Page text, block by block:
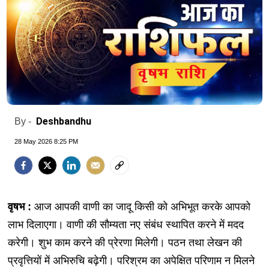
By - Deshbandhu
28 May 2026 8:25 PM
वृषभ : आज आपकी वाणी का जादू किसी को अभिभूत करके आपको
लाभ दिलाएगा। वाणी की सौम्यता नए संबंध स्थापित करने में मदद
करेगी। शुभ काम करने की प्रेरणा मिलेगी। पठन तथा लेखन की
प्रवृत्तियों में अभिरुचि बढ़ेगी। परिश्रम का अपेक्षित परिणाम न मिलने